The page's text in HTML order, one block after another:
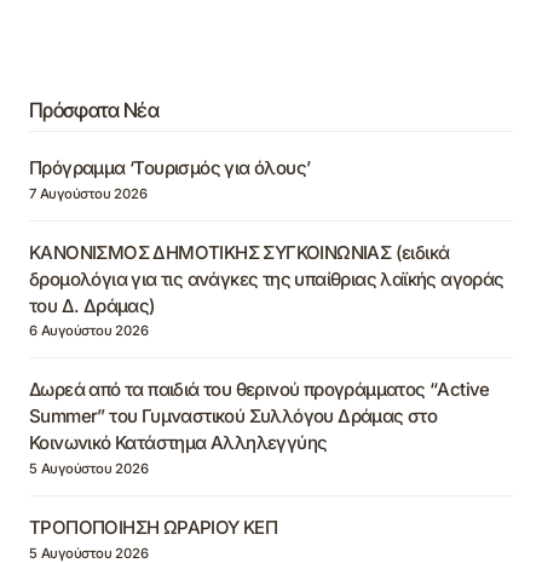
Πρόσφατα Νέα
Πρόγραμμα ‘Τουρισμός για όλους’
7 Αυγούστου 2026
ΚΑΝΟΝΙΣΜΟΣ ΔΗΜΟΤΙΚΗΣ ΣΥΓΚΟΙΝΩΝΙΑΣ (ειδικά
δρομολόγια για τις ανάγκες της υπαίθριας λαϊκής αγοράς
του Δ. Δράμας)
6 Αυγούστου 2026
Δωρεά από τα παιδιά του θερινού προγράμματος “Active
Summer” του Γυμναστικού Συλλόγου Δράμας στο
Κοινωνικό Κατάστημα Αλληλεγγύης
5 Αυγούστου 2026
ΤΡΟΠΟΠΟΙΗΣΗ ΩΡΑΡΙΟΥ ΚΕΠ
5 Αυγούστου 2026